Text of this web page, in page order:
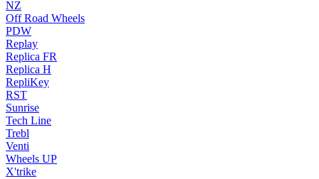
NZ
Off Road Wheels
PDW
Replay
Replica FR
Replica H
RepliKey
RST
Sunrise
Tech Line
Trebl
Venti
Wheels UP
X'trike